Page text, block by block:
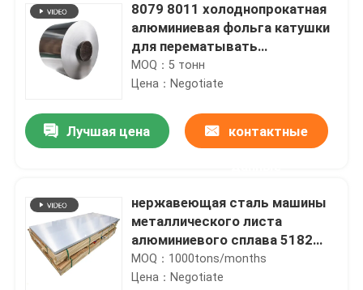
8079 8011 холоднопрокатная
алюминиевая фольга катушки
для перематывать
конструкции бумаги машины
MOQ：5 тонн
Цена：Negotiate
Лучшая цена контактные
нержавеющая сталь машины
металлического листа
алюминиевого сплава 5182
6061 4047 на конструкция
0.4mm
MOQ：1000tons/months
Цена：Negotiate